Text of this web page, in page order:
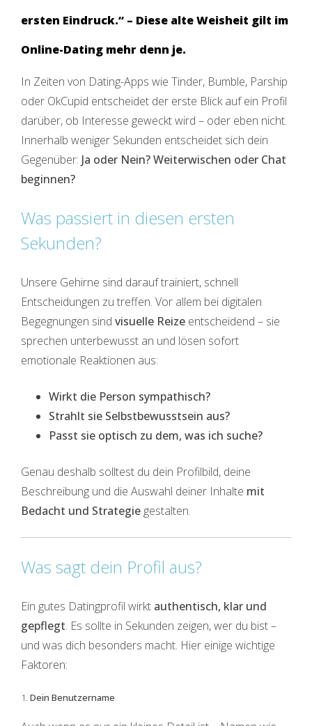
ersten Eindruck.“ – Diese alte Weisheit gilt im
Online-Dating mehr denn je.
In Zeiten von Dating-Apps wie Tinder, Bumble, Parship
oder OkCupid entscheidet der erste Blick auf ein Profil
darüber, ob Interesse geweckt wird – oder eben nicht.
Innerhalb weniger Sekunden entscheidet sich dein
Gegenüber: Ja oder Nein? Weiterwischen oder Chat
beginnen?
Was passiert in diesen ersten
Sekunden?
Unsere Gehirne sind darauf trainiert, schnell
Entscheidungen zu treffen. Vor allem bei digitalen
Begegnungen sind visuelle Reize entscheidend – sie
sprechen unterbewusst an und lösen sofort
emotionale Reaktionen aus:
Wirkt die Person sympathisch?
Strahlt sie Selbstbewusstsein aus?
Passt sie optisch zu dem, was ich suche?
Genau deshalb solltest du dein Profilbild, deine
Beschreibung und die Auswahl deiner Inhalte mit
Bedacht und Strategie gestalten.
Was sagt dein Profil aus?
Ein gutes Datingprofil wirkt authentisch, klar und
gepflegt. Es sollte in Sekunden zeigen, wer du bist –
und was dich besonders macht. Hier einige wichtige
Faktoren:
1. Dein Benutzername